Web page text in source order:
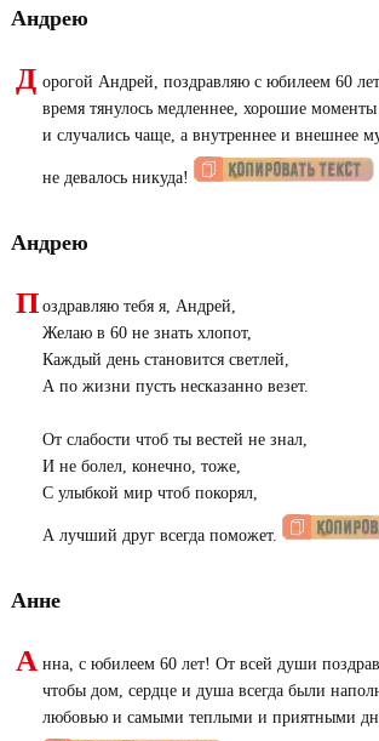
Андрею
Д орогой Андрей, поздравляю с юбилеем 60
время тянулось медленнее, хорошие
и случались чаще, а внутреннее и внешнее
не девалось никуда!
Андрею
П оздравляю тебя я, Андрей,
Желаю в 60 не знать хлопот,
Каждый день становится светлей,
А по жизни пусть несказанно везет.
От слабости чтоб ты вестей не знал,
И не болел, конечно, тоже,
С улыбкой мир чтоб покорял,
А лучший друг всегда поможет.
Анне
А нна, с юбилеем 60 лет! От всей души
чтобы дом, сердце и душа всегда были
любовью и самыми теплыми и приятными